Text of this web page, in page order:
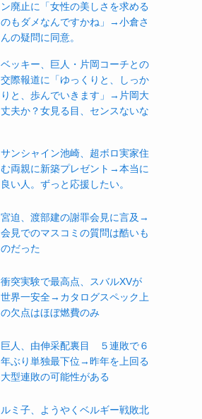
ン廃止に「女性の美しさを求める
のもダメなんですかね」→小倉さ
んの疑問に同意。
ベッキー、巨人・片岡コーチとの
交際報道に「ゆっくりと、しっか
りと、歩んでいきます」→片岡大
丈夫か？女見る目、センスないな
サンシャイン池崎、超ボロ実家住
む両親に新築プレゼント→本当に
良い人。ずっと応援したい。
宮迫、渡部建の謝罪会見に言及→
会見でのマスコミの質問は酷いも
のだった
衝突実験で最高点、スバルXVが
世界一安全→カタログスペック上
の欠点はほぼ燃費のみ
巨人、由伸采配裏目 ５連敗で６
年ぶり単独最下位→昨年を上回る
大型連敗の可能性がある
ルミ子、ようやくベルギー戦敗北